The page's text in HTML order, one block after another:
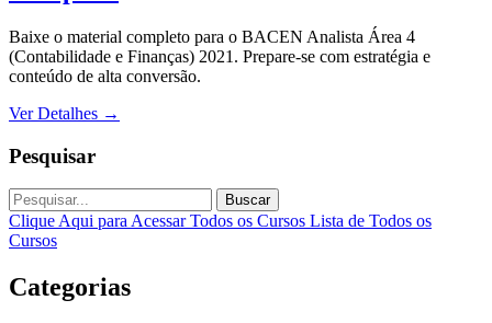
Baixe o material completo para o BACEN Analista Área 4
(Contabilidade e Finanças) 2021. Prepare-se com estratégia e
conteúdo de alta conversão.
Ver Detalhes →
Pesquisar
Buscar
Clique Aqui para Acessar Todos os Cursos Lista de Todos os
Cursos
Categorias